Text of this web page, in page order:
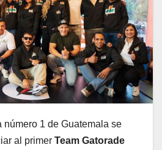
número 1 de Guatemala se
al primer Team Gatorade